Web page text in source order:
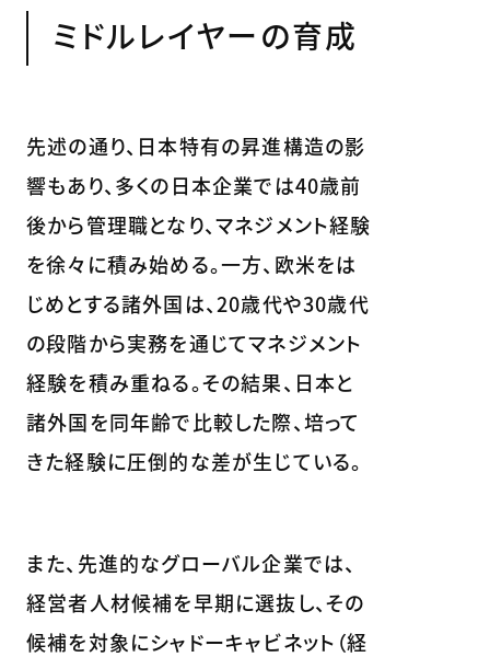
ミドルレイヤーの育成
先述の通り、日本特有の昇進構造の影
響もあり、多くの日本企業では40歳前
後から管理職となり、マネジメント経験
を徐々に積み始める。一方、欧米をは
じめとする諸外国は、20歳代や30歳代
の段階から実務を通じてマネジメント
経験を積み重ねる。その結果、日本と
諸外国を同年齢で比較した際、培って
きた経験に圧倒的な差が生じている。
また、先進的なグローバル企業では、
経営者人材候補を早期に選抜し、その
候補を対象にシャドーキャビネット（経